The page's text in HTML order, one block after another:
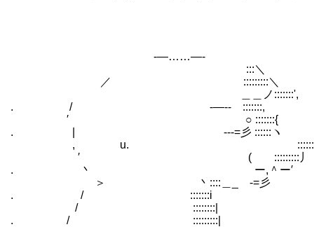
-―……―-
:::＼
／ :::::::::＼
＿＿ノ:::::::',
. / -―‐- :::::::,
′ ○ :::::::{
. | ゝ---=彡 ::::::ヽ そんなこと言うなっ
, u.
′ ( :::::::::丿
. 丶 ー,＾ー′
＞ 丶::::＿_ -=彡
. / :::::::i
/ ::::::::|
. / :::::::::|